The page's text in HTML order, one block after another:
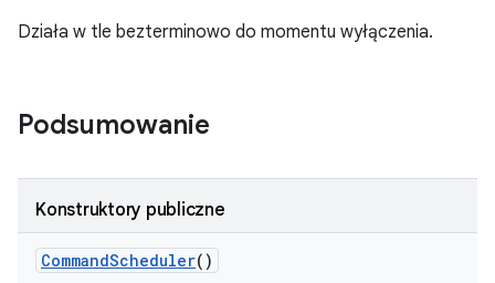
Działa w tle bezterminowo do momentu wyłączenia.
Podsumowanie
Konstruktory publiczne
CommandScheduler()